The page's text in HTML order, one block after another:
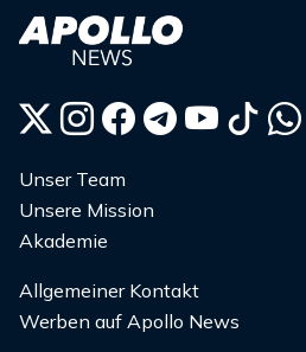
Unser Team
Unsere Mission
Akademie
Allgemeiner Kontakt
Werben auf Apollo News